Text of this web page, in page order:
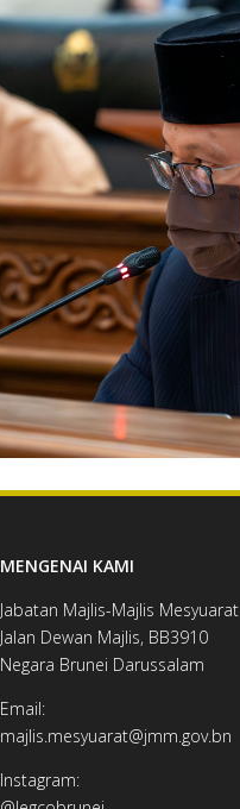
MENGENAI KAMI
Jabatan Majlis-Majlis Mesyuarat
Jalan Dewan ​​​​Majlis, BB3910​
Negara Brunei Darussalam
Email:
majlis.mesyuarat@jmm.gov.bn
Instagram: